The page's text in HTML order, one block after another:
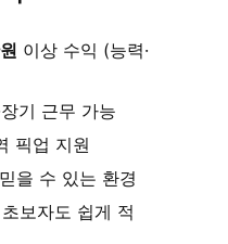
이상 수익 (능력·
기 근무 가능
픽업 지원
을 수 있는 환경
보자도 쉽게 적